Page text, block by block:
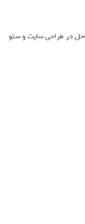
در طراحی سایت و سئو